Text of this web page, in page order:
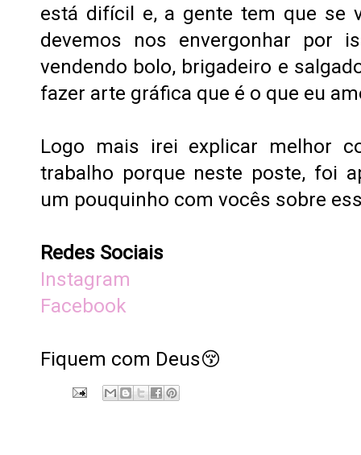
está difícil e, a gente tem que se
devemos nos envergonhar por
vendendo bolo, brigadeiro e
fazer arte gráfica que é o que eu
Logo mais irei explicar melhor
trabalho porque neste poste, foi
um pouquinho com vocês sobre
Redes Sociais
Instagram
Facebook
Fiquem com Deus😚